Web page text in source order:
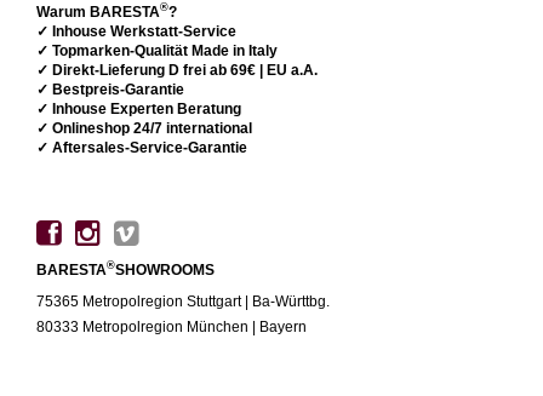
Warum BARESTA®?
✓ Inhouse Werkstatt-Service
✓ Topmarken-Qualität Made in Italy
✓ Direkt-Lieferung D frei ab 69€ | EU a.A.
✓ Bestpreis-Garantie
✓ Inhouse Experten Beratung
✓ Onlineshop 24/7 international
✓ Aftersales-Service-Garantie
BARESTA®SHOWROOMS
75365 Metropolregion Stuttgart | Ba-Württbg.
80333 Metropolregion München | Bayern